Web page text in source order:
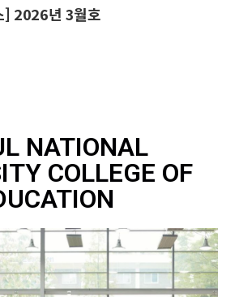
] 2026년 3월호
NATIONAL
COLLEGE OF